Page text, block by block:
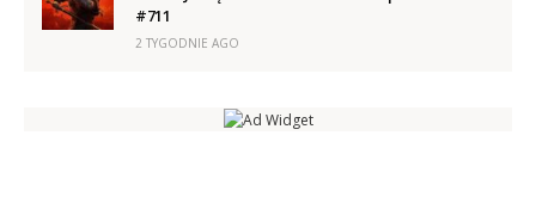
#711
2 TYGODNIE AGO